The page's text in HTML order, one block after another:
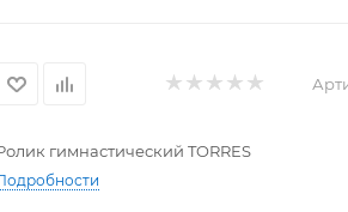
гимнастический TORRES